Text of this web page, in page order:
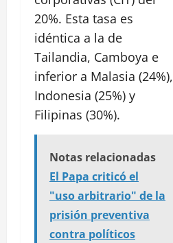
20%. Esta tasa es
idéntica a la de
Tailandia, Camboya e
inferior a Malasia (24%),
Indonesia (25%) y
Filipinas (30%).
Notas relacionadas
El Papa criticó el
"uso arbitrario" de la
prisión preventiva
contra políticos